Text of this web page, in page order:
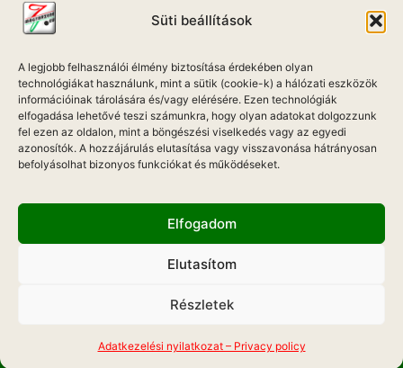
Süti beállítások
A legjobb felhasználói élmény biztosítása érdekében olyan
technológiákat használunk, mint a sütik (cookie-k) a hálózati eszközök
információinak tárolására és/vagy elérésére. Ezen technológiák
elfogadása lehetővé teszi számunkra, hogy olyan adatokat dolgozzunk
fel ezen az oldalon, mint a böngészési viselkedés vagy az egyedi
azonosítók. A hozzájárulás elutasítása vagy visszavonása hátrányosan
befolyásolhat bizonyos funkciókat és működéseket.
Elfogadom
Elutasítom
Részletek
Adatkezelési nyilatkozat – Privacy policy
IMPRESSZUM
ETIKAI KÓDEX
MÉDIA AJÁNLAT
ADATKEZELÉSI NYILATKOZAT
Hadd Szóljon!
Weboldal Készítés: ONMEDIAWEB